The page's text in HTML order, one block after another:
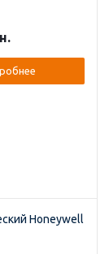
Honeywell